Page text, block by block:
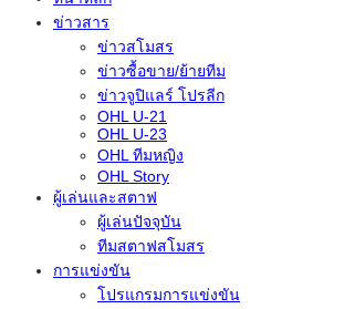
ข่าวสาร
ข่าวสโมสร
ข่าวซื้อขาย/ย้ายทีม
ข่าวจูปิแลร์ โปรลีก
OHL U-21
OHL U-23
OHL ทีมหญิง
OHL Story
ผู้เล่นและสตาฟ
ผู้เล่นปัจจุบัน
ทีมสตาฟสโมสร
การแข่งขัน
โปรแกรมการแข่งขัน